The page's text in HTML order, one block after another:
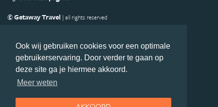
Ook wij gebruiken cookies voor een optimale
gebruikerservaring. Door verder te gaan op
deze site ga je hiermee akkoord.
Meer weten
© Getaway Travel | all rights reserved
Copyright
Privacy statement Disclaimer
Cookies
Volg Amerika.nl
Nieuwsbrief
Facebook